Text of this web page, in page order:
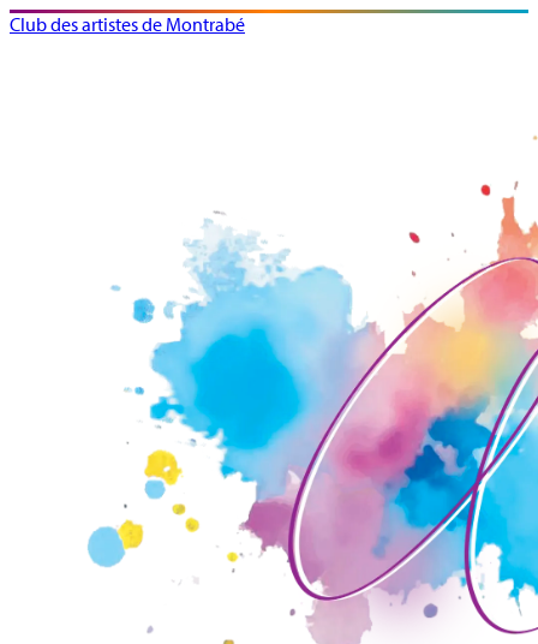
Club des artistes de Montrabé